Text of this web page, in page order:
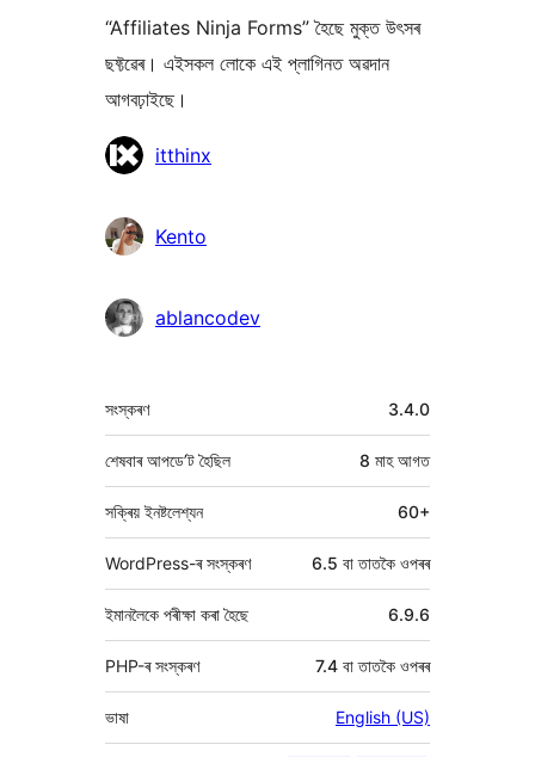
“Affiliates Ninja Forms” হৈছে মুক্ত উৎসৰ
ছফ্টৱেৰ। এইসকল লোকে এই প্লাগিনত অৱদান
আগবঢ়াইছে।
অৱদানকাৰীসকল
itthinx
Kento
ablancodev
মেটা 3.4.0
সংস্কৰণ
8 মাহআগত
শেষবাৰ আপডে’ট হৈছিল
সক্ৰিয় ইনষ্টলেশ্যন 60+
WordPress-ৰ সংস্কৰণ 6.5 বা তাতকৈ ওপৰৰ
ইমানলৈকে পৰীক্ষা কৰা হৈছে 6.9.6
PHP-ৰ সংস্কৰণ 7.4 বা তাতকৈ ওপৰৰ
ভাষা English (US)